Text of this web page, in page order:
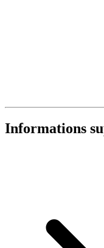
Informations